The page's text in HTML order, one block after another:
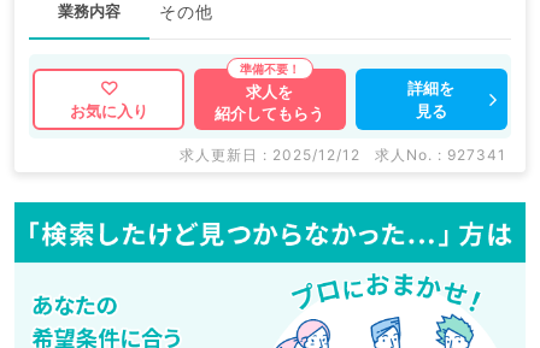
業務内容 その他
お気に入り
求人を
紹介してもらう
詳細を
見る
求人更新日 : 2025/12/12 求人No. : 927341